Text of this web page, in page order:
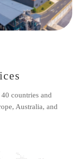
40 countries and
Australia, and